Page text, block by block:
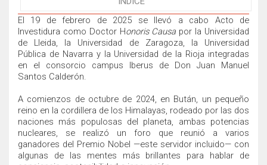
El 19 de febrero de 2025 se llevó a cabo Acto de
Investidura como Doctor Honoris Causa por la Universidad
de Lleida, la Universidad de Zaragoza, la Universidad
Pública de Navarra y la Universidad de la Rioja integradas
en el consorcio campus Iberus de Don Juan Manuel
Santos Calderón.
A comienzos de octubre de 2024, en Bután, un pequeño
reino en la cordillera de los Himalayas, rodeado por las dos
naciones más populosas del planeta, ambas potencias
nucleares, se realizó un foro que reunió a varios
ganadores del Premio Nobel —este servidor incluido— con
algunas de las mentes más brillantes para hablar de